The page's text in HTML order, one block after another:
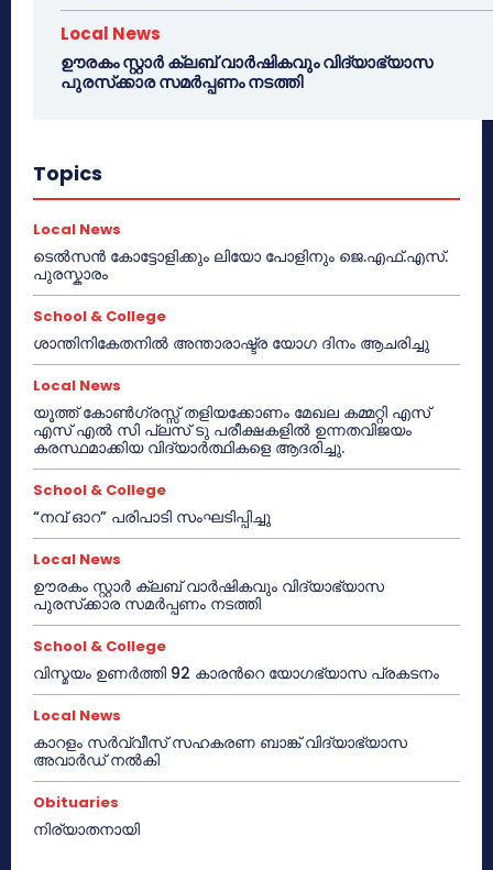
Local News
ഊരകം സ്റ്റാർ ക്ലബ് വാർഷികവും വിദ്യാഭ്യാസ
പുരസ്‌ക്കാര സമർപ്പണം നടത്തി
Topics
Local News
ടെൽസൻ കോട്ടോളിക്കും ലിയോ പോളിനും ജെ.എഫ്.എസ്.
പുരസ്കാരം
School & College
ശാന്തിനികേതനിൽ അന്താരാഷ്ട്ര യോഗ ദിനം ആചരിച്ചു
Local News
യൂത്ത് കോൺഗ്രസ്സ് തളിയക്കോണം മേഖല കമ്മറ്റി എസ്
എസ് എൽ സി പ്ലസ് ടു പരീക്ഷകളിൽ ഉന്നതവിജയം
കരസ്ഥമാക്കിയ വിദ്യാർത്ഥികളെ ആദരിച്ചു.
School & College
“നവ് ഓറ” പരിപാടി സംഘടിപ്പിച്ചു
Local News
ഊരകം സ്റ്റാർ ക്ലബ് വാർഷികവും വിദ്യാഭ്യാസ
പുരസ്‌ക്കാര സമർപ്പണം നടത്തി
School & College
വിസ്മയം ഉണർത്തി 92 കാരൻറെ യോഗഭ്യാസ പ്രകടനം
Local News
കാറളം സർവ്വീസ് സഹകരണ ബാങ്ക് വിദ്യാഭ്യാസ
അവാർഡ് നൽകി
Obituaries
നിര്യാതനായി